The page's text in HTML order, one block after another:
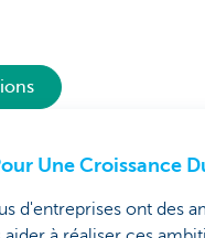
Une Croissance
d'entreprises ont des